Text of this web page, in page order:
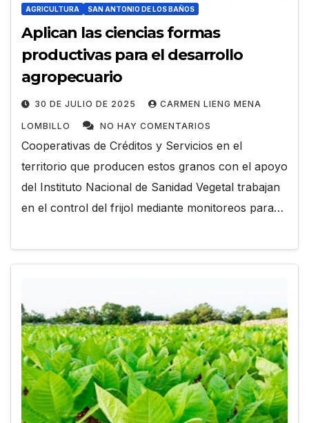
AGRICULTURA SAN ANTONIO DE LOS BAÑOS
Aplican las ciencias formas
productivas para el desarrollo
agropecuario
30 DE JULIO DE 2025 CARMEN LIENG MENA
LOMBILLO NO HAY COMENTARIOS
Cooperativas de Créditos y Servicios en el
territorio que producen estos granos con el apoyo
del Instituto Nacional de Sanidad Vegetal trabajan
en el control del frijol mediante monitoreos para…